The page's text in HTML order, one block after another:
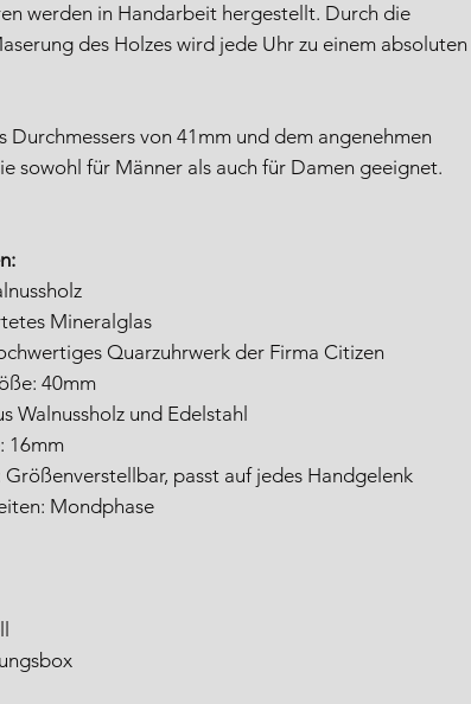
werden in Handarbeit hergestellt. Durch die
des Holzes wird jede Uhr zu einem absoluten
Durchmessers von 41mm und dem angenehmen
sowohl für Männer als auch für Damen geeignet.
Mineralglas
Quarzuhrwerk der Firma Citizen
40mm
Walnussholz und Edelstahl
16mm
Größenverstellbar, passt auf jedes Handgelenk
Mondphase